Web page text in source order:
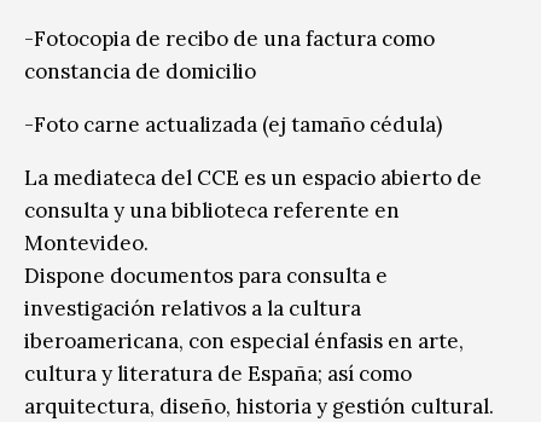
-Fotocopia de recibo de una factura como
constancia de domicilio
-Foto carne actualizada (ej tamaño cédula)
La mediateca del CCE es un espacio abierto de
consulta y una biblioteca referente en
Montevideo.
Dispone documentos para consulta e
investigación relativos a la cultura
iberoamericana, con especial énfasis en arte,
cultura y literatura de España; así como
arquitectura, diseño, historia y gestión cultural.